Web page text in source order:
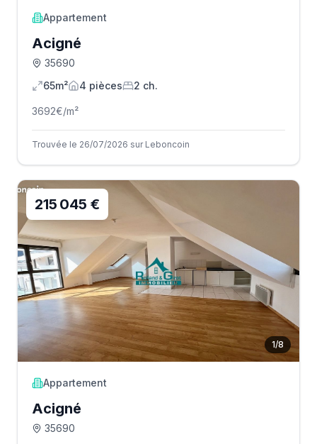
Appartement
Acigné
35690
65m²
4 pièces 2 ch.
3692€/m²
Trouvée le 26/07/2026 sur Leboncoin
1/8
215 045 €
Appartement
Acigné
35690